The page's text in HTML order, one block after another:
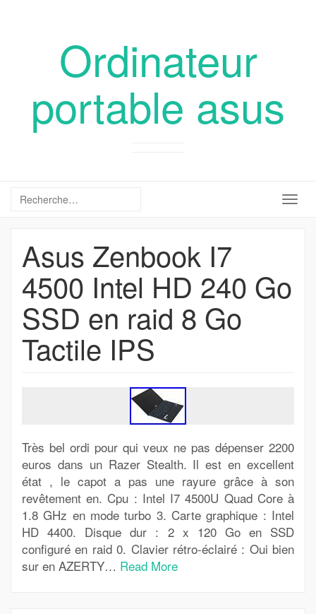
Ordinateur
portable asus
Asus Zenbook I7
4500 Intel HD 240 Go
SSD en raid 8 Go
Tactile IPS
Très bel ordi pour qui veux ne pas dépenser 2200
euros dans un Razer Stealth. Il est en excellent
état , le capot a pas une rayure grâce à son
revêtement en. Cpu : Intel I7 4500U Quad Core à
1.8 GHz en mode turbo 3. Carte graphique : Intel
HD 4400. Disque dur : 2 x 120 Go en SSD
configuré en raid 0. Clavier rétro-éclairé : Oui bien
sur en AZERTY… Read More